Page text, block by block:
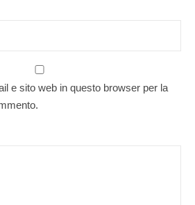
e sito web in questo browser per la